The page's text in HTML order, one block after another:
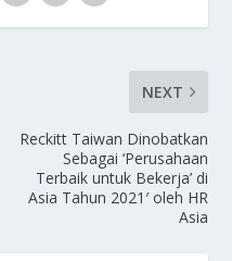
NEXT
Reckitt Taiwan Dinobatkan
Sebagai ‘Perusahaan
Terbaik untuk Bekerja’ di
Asia Tahun 2021′ oleh HR
Asia